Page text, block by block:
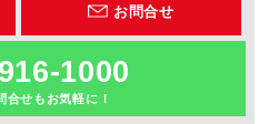
お問合せ
1000
合せもお気軽に！